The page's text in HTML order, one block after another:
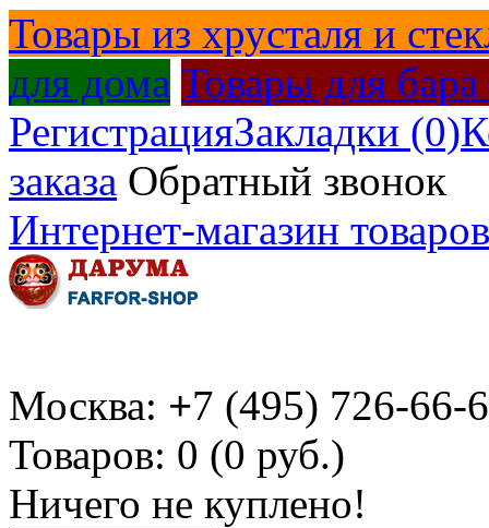
Товары из хрусталя и
для дома Товары для бара
РегистрацияЗакладки (0)
заказа Обратный звонок
Интернет-магазин
Москва: +7 (495) 726-66-
Товаров: 0 (0 руб.)
Ничего не куплено!